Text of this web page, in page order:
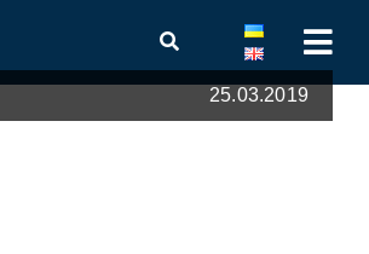
25.03.2019